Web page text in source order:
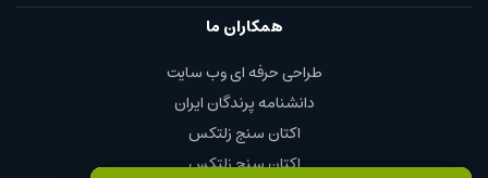
همکاران ما
طراحی حرفه ای وب سایت
دانشنامه پرندگان ایران
اکتان سنج زلتکس
اکتان سنج زلتکس